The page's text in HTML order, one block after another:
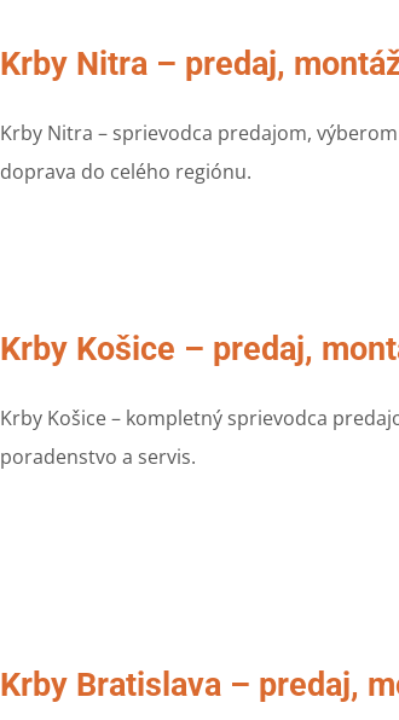
Krby Nitra – predaj,
Krby Nitra – sprievodca predajom,
doprava do celého regiónu.
Krby Košice – predaj,
Krby Košice – kompletný sprievodca
poradenstvo a servis.
Krby Bratislava – predaj,